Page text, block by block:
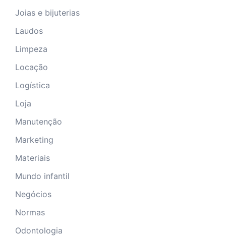
Joias e bijuterias
Laudos
Limpeza
Locação
Logística
Loja
Manutenção
Marketing
Materiais
Mundo infantil
Negócios
Normas
Odontologia